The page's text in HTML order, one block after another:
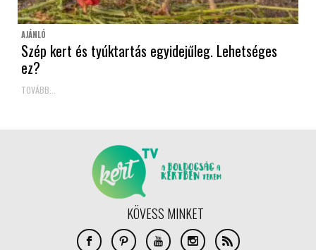
AJÁNLÓ
Szép kert és tyúktartás egyidejűleg. Lehetséges
ez?
TOVÁBB...
KÖVESS MINKET